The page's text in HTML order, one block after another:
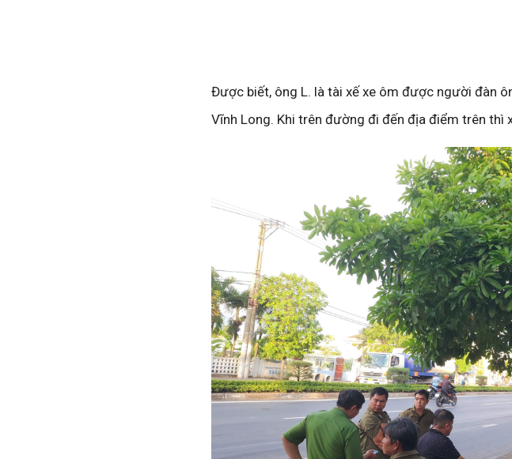
Được biết, ông L. là tài xế xe ôm được người đàn
Vĩnh Long. Khi trên đường đi đến địa điểm trên thì